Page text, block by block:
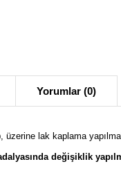
Yorumlar (0)
üzerine lak kaplama
değişiklik